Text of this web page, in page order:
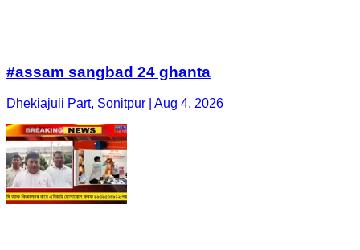
#assam sangbad 24 ghanta
Dhekiajuli Part, Sonitpur | Aug 4, 2026